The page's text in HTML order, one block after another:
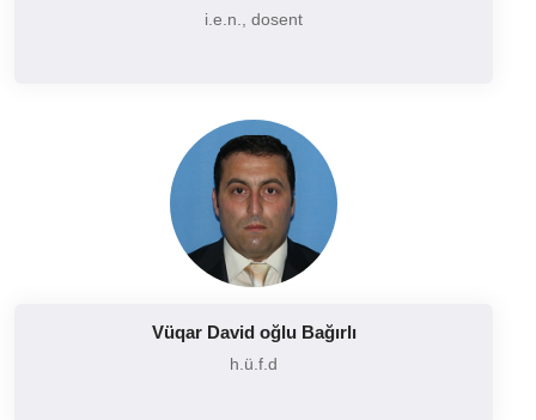
i.e.n., dosent
Vüqar David oğlu Bağırlı
h.ü.f.d